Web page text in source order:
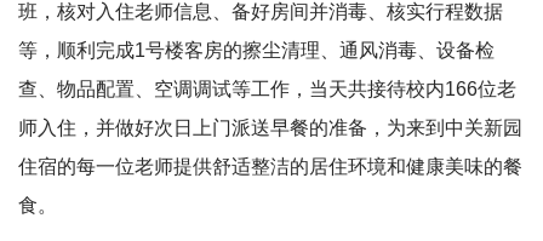
班，核对入住老师信息、备好房间并消毒、核实行程数据
等，顺利完成1号楼客房的擦尘清理、通风消毒、设备检
查、物品配置、空调调试等工作，当天共接待校内166位老
师入住，并做好次日上门派送早餐的准备，为来到中关新园
住宿的每一位老师提供舒适整洁的居住环境和健康美味的餐
食。